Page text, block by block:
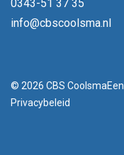
0343-51 37 35
info@cbscoolsma.nl
© 2026 CBS CoolsmaEen
Privacybeleid